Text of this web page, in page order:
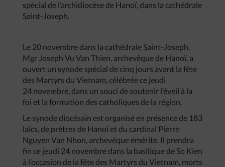
spécial de l’archidiocèse de Hanoï, dans la cathédrale
Saint-Joseph.
Le 20 novembre dans la cathédrale Saint-Joseph,
Mgr Joseph Vu Van Thien, archevêque de Hanoï, a
ouvert un synode spécial de cinq jours avant la fête
des Martyrs du Vietnam, célébrée ce jeudi
24 novembre, dans un souci de soutenir l’éveil à la
foi et la formation des catholiques de la région.
Le synode diocésain est organisé en présence de 183
laïcs, de prêtres de Hanoï et du cardinal Pierre
Nguyen Van Nhon, archevêque émérite. Il prendra
fin ce jeudi 24 novembre dans la basilique de So Kien
à l’occasion de la fête des Martyrs du Vietnam, morts